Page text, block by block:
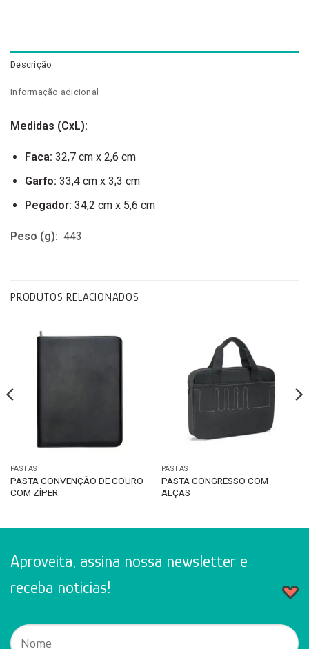
Descrição
Informação adicional
Medidas (CxL):
Faca: 32,7 cm x 2,6 cm
Garfo: 33,4 cm x 3,3 cm
Pegador: 34,2 cm x 5,6 cm
Peso (g): 443
PRODUTOS RELACIONADOS
PASTAS
PASTA CONVENÇÃO DE COURO
COM ZÍPER
PASTAS
PASTA CONGRESSO COM
ALÇAS
Aproveita, assina nossa newsletter e
receba noticias!